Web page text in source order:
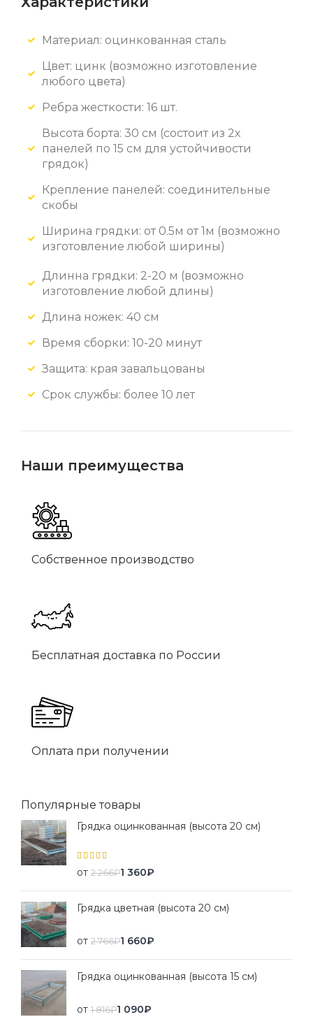
Материал: оцинкованная сталь
Цвет: цинк (возможно изготовление
любого цвета)
Ребра жесткости: 16 шт.
Высота борта: 30 см (состоит из 2х
панелей по 15 см для устойчивости
грядок)
Крепление панелей: соединительные
скобы
Ширина грядки: от 0.5м от 1м (возможно
изготовление любой ширины)
Длинна грядки: 2-20 м (возможно
изготовление любой длины)
Длина ножек: 40 см
Время сборки: 10-20 минут
Защита: края завальцованы
Срок службы: более 10 лет
Наши преимущества
Собственное производство
Бесплатная доставка по России
Оплата при получении
Популярные товары
Грядка оцинкованная (высота 20 см)
от 2 266₽1 360₽
Грядка цветная (высота 20 см)
от 2 766₽1 660₽
Грядка оцинкованная (высота 15 см)
от 1 816₽1 090₽